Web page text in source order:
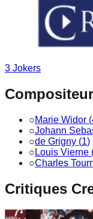
3 Jokers
○Marie Widor (
○Johann
○de Grigny (1)
○ Louis Vierne
○Charles
Critiques